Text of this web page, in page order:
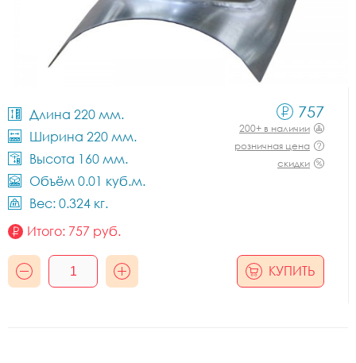
Длина 220 мм.
Ширина 220 мм.
Высота 160 мм.
Объём 0.01 куб.м.
Вес: 0.324 кг.
757
200+ в наличии
розничная цена
скидки
Итого: 757 руб.
КУПИТЬ